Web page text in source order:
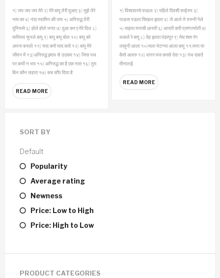
१) जप जप जप मेरे२) मेरे बापू तेरी दुआए३) मुझे तेरे
नाम का ४) नंदा स्वामिन की जय ५) अनिरुद्ध तेरी
दुनियामे ६) होले होले भगत७) दुआ कर ए मेरे दिल ८)
फरियाद सुनले बापू ९) बापू बापू बोल १०) बापू को
अपना बनाले ११) याद करो याद करो १२) बापू मेरे
जीवन में १३)अनिरुद्ध ह्र्दय से उठकर१४) जिस पथ
पर कभी न भय १५) अनिरुद्ध का है एक नारा १६) तुम
बिन कौन सहारा १७) सब सौंप दिया है
READ MORE
१) विश्वावरचे पाऊल २) पहिले दिवशी साईरुप ३)
पाऊस पडला चिखल झाला ४) जे आले ते तरुनी गेले
५) माझ्या मनाची आरती ६) आरती करी प्राणज्योती७)
थकले रे बापू ८) देह झाला पंढरपूर९) मेघ:शाम रंग
लावूनी आला १०)मला भेटण्या आला बापू ११)मना या
कैसे आवरु १२) वानर मज करावे देवा १३) पंथ दावते
मीनाताई
READ MORE
SORT BY
Default
Popularity
Average rating
Newness
Price: Low to High
Price: High to Low
PRODUCT CATEGORIES